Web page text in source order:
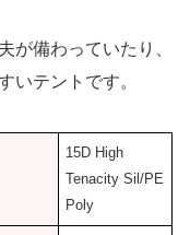
が備わっていたり、
いテントです。
15D High
Tenacity Sil/PE
Poly